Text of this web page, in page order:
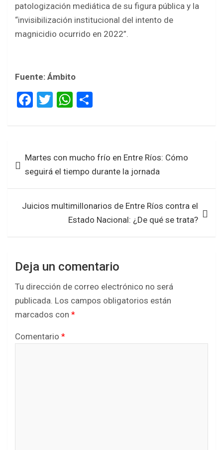
patologización mediática de su figura pública y la
“invisibilización institucional del intento de
magnicidio ocurrido en 2022”.
Fuente: Ámbito
F
ce
o
o
k
T
tt
W
at
A
p
p
ar
de
entradas
Martes con mucho frío en Entre Ríos: Cómo
seguirá el tiempo durante la jornada
Juicios multimillonarios de Entre Ríos contra el
Estado Nacional: ¿De qué se trata?
Deja un comentario
Tu dirección de correo electrónico no será
publicada. Los campos obligatorios están
marcados con *
Comentario *